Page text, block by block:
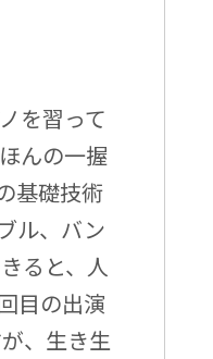
を習って
んの一握
基礎技術
ル、バン
ると、人
目の出演
、生き生